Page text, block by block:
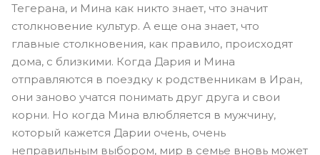
Тегерана, и Мина как никто знает, что значит
столкновение культур. А еще она знает, что
главные столкновения, как правило, происходят
дома, с близкими. Когда Дария и Мина
отправляются в поездку к родственникам в Иран,
они заново учатся понимать друг друга и свои
корни. Но когда Мина влюбляется в мужчину,
который кажется Дарии очень, очень
неправильным выбором, мир в семье вновь может